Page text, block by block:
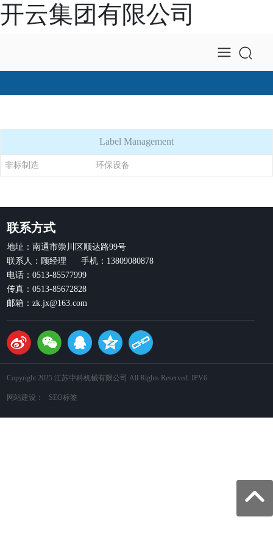
开云集团有限公司
Label Management
非标制造 环保设备
联系方式
地址：南通市崇川区顺达路99号
联系人：顾经理 手机：13809080878
电话：0513-85577999
传真：0513-85672828
邮箱：zk.jx@163.com
Copyright 2025 江苏中科机械有限公司 All Rights Reserved. IPV6
网站建设： SEO标签